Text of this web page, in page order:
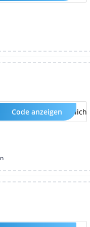
Kein Code erforderlich
Code anzeigen